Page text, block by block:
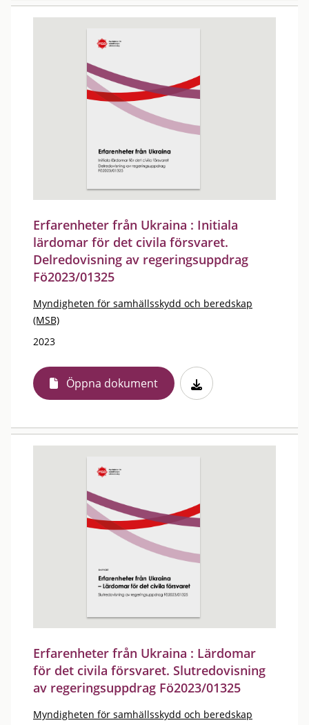
Erfarenheter från Ukraina : Initiala
lärdomar för det civila försvaret.
Delredovisning av regeringsuppdrag
Fö2023/01325
Myndigheten för samhällsskydd och beredskap
(MSB)
2023
Öppna dokument
Erfarenheter från Ukraina : Lärdomar
för det civila försvaret. Slutredovisning
av regeringsuppdrag Fö2023/01325
Myndigheten för samhällsskydd och beredskap